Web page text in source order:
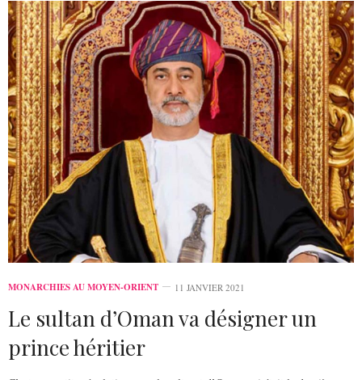
MONARCHIES AU MOYEN-ORIENT 11 JANVIER 2021
Le sultan d’Oman va désigner un
prince héritier